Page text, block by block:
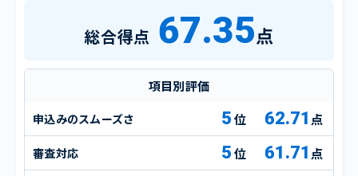
総合得点 67.35点
項目別評価
申込みのスムーズさ 5 62.71 点
審査対応 5 61.71 点